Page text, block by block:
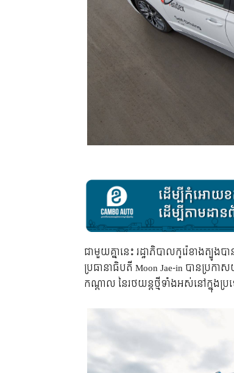
ជាមួយគ្នានេះ រដ្ឋាភិបាលកូរ៉េខាង
ប្រធានាធិបតី Moon Jae-in បានប្រ
កណ្តាល នៃរថយន្តថ្មីទាំងអស់នៅក្នុងប្